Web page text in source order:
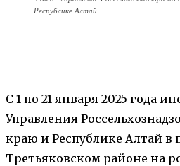
Республике Алтай
С 1 по 21 января 2025 года
Управления
краю и Республике Алтай в
Третьяковском районе на